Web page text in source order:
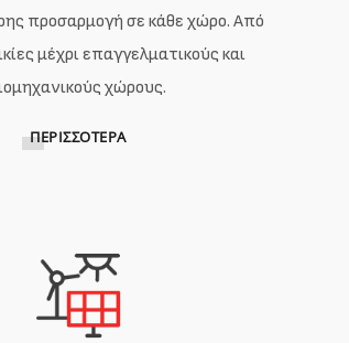
προσαρμογή σε κάθε χώρο. Από
μέχρι επαγγελματικούς και
χώρους.
ΠΕΡΙΣΣΌΤΕΡΑ